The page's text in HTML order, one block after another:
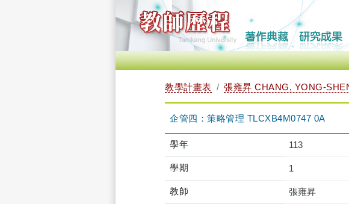
教學計畫表 張雍昇 CHANG, YONG-
企管四：策略管理 TLCXB4M0747 0A
學年 113
學期 1
教師 張雍昇